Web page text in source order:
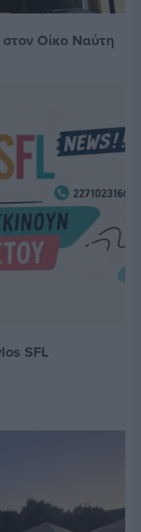
στον Οίκο Ναύτη
SFL